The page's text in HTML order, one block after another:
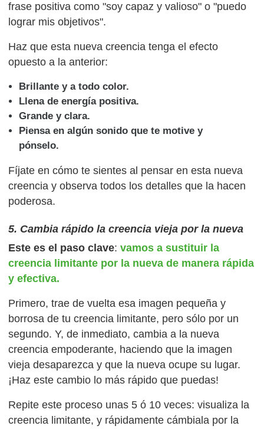
frase positiva como "soy capaz y valioso" o "puedo
lograr mis objetivos".
Haz que esta nueva creencia tenga el efecto
opuesto a la anterior:
Brillante y a todo color.
Llena de energía positiva.
Grande y clara.
Piensa en algún sonido que te motive y
pónselo.
Fíjate en cómo te sientes al pensar en esta nueva
creencia y observa todos los detalles que la hacen
poderosa.
5. Cambia rápido la creencia vieja por la nueva
Este es el paso clave:vamos a sustituir la
creencia limitante por la nueva de manera rápida
y efectiva.
Primero, trae de vuelta esa imagen pequeña y
borrosa de tu creencia limitante, pero sólo por un
segundo. Y, de inmediato, cambia a la nueva
creencia empoderante, haciendo que la imagen
vieja desaparezca y que la nueva ocupe su lugar.
¡Haz este cambio lo más rápido que puedas!
Repite este proceso unas 5 ó 10 veces: visualiza la
creencia limitante, y rápidamente cámbiala por la